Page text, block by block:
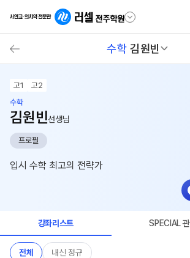
수학 김원빈
고1
고2
수학
김원빈선생님
프로필
입시 수학 최고의 전략가
강좌리스트 SPECIAL
전체 내신 정규